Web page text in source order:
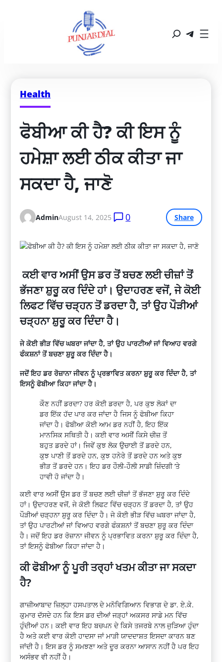
Health
ਫੋਬੀਆ ਕੀ ਹੈ? ਕੀ ਇਸ ਨੂੰ
ਹਮੇਸ਼ਾ ਲਈ ਠੀਕ ਕੀਤਾ ਜਾ
ਸਕਦਾ ਹੈ, ਜਾਣੋ
AdminAugust 14, 2025 0 Share
ਕਈ ਵਾਰ ਅਸੀਂ ਉਸ ਡਰ ਤੋਂ ਬਚਣ ਲਈ ਚੀਜ਼ਾਂ ਤੋਂ
ਭੱਜਣਾ ਸ਼ੁਰੂ ਕਰ ਦਿੰਦੇ ਹਾਂ। ਉਦਾਹਰਣ ਵਜੋਂ, ਜੇ ਕੋਈ
ਲਿਫਟ ਵਿੱਚ ਚੜ੍ਹਨ ਤੋਂ ਡਰਦਾ ਹੈ, ਤਾਂ ਉਹ ਪੌੜੀਆਂ
ਚੜ੍ਹਨਾ ਸ਼ੁਰੂ ਕਰ ਦਿੰਦਾ ਹੈ।
ਜੇ ਕੋਈ ਭੀੜ ਵਿੱਚ ਘਬਰਾ ਜਾਂਦਾ ਹੈ, ਤਾਂ ਉਹ ਪਾਰਟੀਆਂ ਜਾਂ ਵਿਆਹ ਵਰਗੇ
ਫੰਕਸ਼ਨਾਂ ਤੋਂ ਬਚਣਾ ਸ਼ੁਰੂ ਕਰ ਦਿੰਦਾ ਹੈ।
ਜਦੋਂ ਇਹ ਡਰ ਰੋਜ਼ਾਨਾ ਜੀਵਨ ਨੂੰ ਪ੍ਰਭਾਵਿਤ ਕਰਨਾ ਸ਼ੁਰੂ ਕਰ ਦਿੰਦਾ ਹੈ, ਤਾਂ
ਇਸਨੂੰ ਫੋਬੀਆ ਕਿਹਾ ਜਾਂਦਾ ਹੈ।
ਕੌਣ ਨਹੀਂ ਡਰਦਾ? ਹਰ ਕੋਈ ਡਰਦਾ ਹੈ, ਪਰ ਕੁਝ ਲੋਕਾਂ ਦਾ
ਡਰ ਇੱਕ ਹੱਦ ਪਾਰ ਕਰ ਜਾਂਦਾ ਹੈ ਜਿਸ ਨੂੰਫੋਬੀਆਕਿਹਾ
ਜਾਂਦਾ ਹੈ।ਫੋਬੀਆਕੋਈ ਆਮ ਡਰ ਨਹੀਂ ਹੈ, ਇਹ ਇੱਕ
ਮਾਨਸਿਕ ਸਥਿਤੀ ਹੈ। ਕਈ ਵਾਰ ਅਸੀਂ ਕਿਸੇ ਚੀਜ਼ ਤੋਂ
ਬਹੁਤ ਡਰਦੇ ਹਾਂ। ਜਿਵੇਂ ਕੁਝ ਲੋਕ ਉਚਾਈ ਤੋਂ ਡਰਦੇ ਹਨ,
ਕੁਝ ਪਾਣੀ ਤੋਂ ਡਰਦੇ ਹਨ, ਕੁਝ ਹਨੇਰੇ ਤੋਂ ਡਰਦੇ ਹਨ ਅਤੇ ਕੁਝ
ਭੀੜ ਤੋਂ ਡਰਦੇ ਹਨ। ਇਹ ਡਰ ਹੌਲੀ-ਹੌਲੀ ਸਾਡੀ ਜ਼ਿੰਦਗੀ ‘ਤੇ
ਹਾਵੀ ਹੋ ਜਾਂਦਾ ਹੈ।
ਕਈ ਵਾਰ ਅਸੀਂ ਉਸ ਡਰ ਤੋਂ ਬਚਣ ਲਈ ਚੀਜ਼ਾਂ ਤੋਂਭੱਜਣਾ ਸ਼ੁਰੂ ਕਰ ਦਿੰਦੇ
ਹਾਂ। ਉਦਾਹਰਣ ਵਜੋਂ, ਜੇ ਕੋਈਲਿਫਟਵਿੱਚ ਚੜ੍ਹਨ ਤੋਂ ਡਰਦਾ ਹੈ, ਤਾਂ ਉਹ
ਪੌੜੀਆਂ ਚੜ੍ਹਨਾਸ਼ੁਰੂ ਕਰ ਦਿੰਦਾ ਹੈ। ਜੇ ਕੋਈ ਭੀੜ ਵਿੱਚ ਘਬਰਾ ਜਾਂਦਾ ਹੈ,
ਤਾਂ ਉਹ ਪਾਰਟੀਆਂ ਜਾਂ ਵਿਆਹ ਵਰਗੇਫੰਕਸ਼ਨਾਂਤੋਂ ਬਚਣਾਸ਼ੁਰੂ ਕਰ ਦਿੰਦਾ
ਹੈ। ਜਦੋਂ ਇਹ ਡਰ ਰੋਜ਼ਾਨਾ ਜੀਵਨ ਨੂੰ ਪ੍ਰਭਾਵਿਤ ਕਰਨਾਸ਼ੁਰੂ ਕਰ ਦਿੰਦਾ ਹੈ,
ਤਾਂ ਇਸਨੂੰਫੋਬੀਆਕਿਹਾ ਜਾਂਦਾ ਹੈ।
ਕੀਫੋਬੀਆਨੂੰ ਪੂਰੀ ਤਰ੍ਹਾਂ ਖਤਮ ਕੀਤਾ ਜਾ ਸਕਦਾ
ਹੈ?
ਗਾਜ਼ੀਆਬਾਦਜ਼ਿਲ੍ਹਾ ਹਸਪਤਾਲ ਦੇਮਨੋਵਿਗਿਆਨ ਵਿਭਾਗ ਦੇ ਡਾ.ਏ.ਕੇ.
ਕੁਮਾਰ ਦੱਸਦੇ ਹਨ ਕਿ ਇਸ ਡਰ ਦੀਆਂ ਜੜ੍ਹਾਂ ਅਕਸਰ ਸਾਡੇ ਮਨ ਵਿੱਚ
ਹੁੰਦੀਆਂ ਹਨ। ਕਈ ਵਾਰਇਹਬਚਪਨ ਦੇ ਕਿਸੇ ਤਜਰਬੇ ਨਾਲ ਜੁੜਿਆ ਹੁੰਦਾ
ਹੈ ਅਤੇ ਕਈ ਵਾਰ ਕੋਈ ਹਾਦਸਾ ਜਾਂ ਮਾੜੀਯਾਦਦਾਸ਼ਤਇਸਦਾ ਕਾਰਨ ਬਣ
ਜਾਂਦੀ ਹੈ। ਇਸ ਡਰ ਨੂੰ ਸਮਝਣਾ ਅਤੇ ਦੂਰ ਕਰਨਾ ਆਸਾਨ ਨਹੀਂ ਹੈ ਪਰ ਇਹ
ਅਸੰਭਵ ਵੀ ਨਹੀਂ ਹੈ।